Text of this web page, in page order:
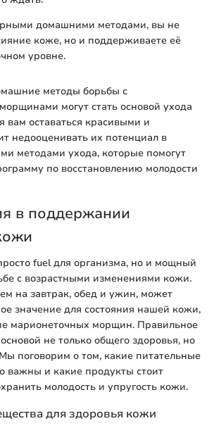
домашними методами, вы не
коже, но и поддерживаете её
уровне.
методы борьбы с
могут стать основой ухода
вам оставаться красивыми и
недооценивать их потенциал в
методами ухода, которые помогут
по восстановлению молодости
в поддержании
fuel для организма, но и мощный
с возрастными изменениями кожи.
на завтрак, обед и ужин, может
значение для состояния нашей кожи,
марионеточных морщин. Правильное
не только общего здоровья, но
поговорим о том, какие питательные
важны и какие продукты стоит
молодость и упругость кожи.
для здоровья кожи